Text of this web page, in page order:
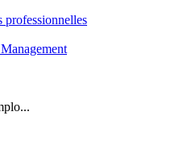
professionnelles